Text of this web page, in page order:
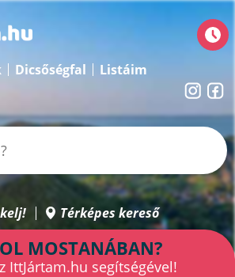
Dicsőségfal Listáim
Térképes kereső
MOSTANÁBAN?
IttJártam.hu segítségével!